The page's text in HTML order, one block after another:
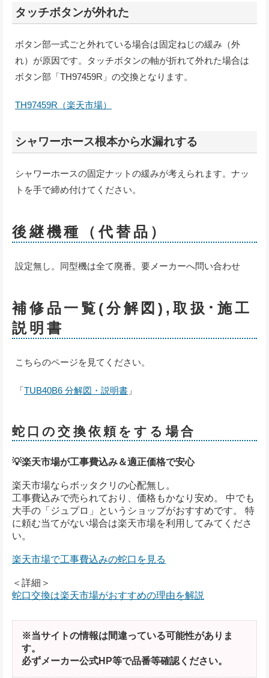
タッチボタンが外れた
ボタン部一式ごと外れている場合は固定ねじの緩み（外
れ）が原因です。タッチボタンの軸が折れて外れた場合は
ボタン部「TH97459R」の交換となります。
TH97459R（楽天市場）
シャワーホース根本から水漏れする
シャワーホースの固定ナットの緩みが考えられます。ナッ
トを手で締め付けてください。
後継機種（代替品）
設定無し。同型機は全て廃番。要メーカーへ問い合わせ
補修品一覧(分解図),取扱･施工
説明書
こちらのページを見てください。
「TUB40B6 分解図・説明書 」
蛇口の交換依頼をする場合
💡楽天市場が工事費込み＆適正価格で安心
楽天市場ならボッタクリの心配無し。
工事費込みで売られており、価格もかなり安め。 中でも
大手の「ジュプロ」というショップがおすすめです。 特
に頼む当てがない場合は楽天市場を利用してみてくださ
い。
楽天市場で工事費込みの蛇口を見る
＜詳細＞
蛇口交換は楽天市場がおすすめの理由を解説
※当サイトの情報は間違っている可能性がありま
す。
必ずメーカー公式HP等で品番等確認ください。